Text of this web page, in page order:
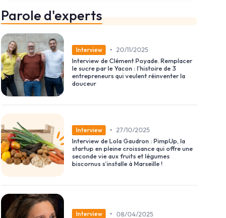
Parole d'experts
Interview • 20/11/2025
Interview de Clément Poyade. Remplacer
le sucre par le Yacon : l’histoire de 3
entrepreneurs qui veulent réinventer la
douceur
Interview • 27/10/2025
Interview de Lola Gaudron : PimpUp, la
startup en pleine croissance qui offre une
seconde vie aux fruits et légumes
biscornus s’installe à Marseille !
Interview •
08/04/2025